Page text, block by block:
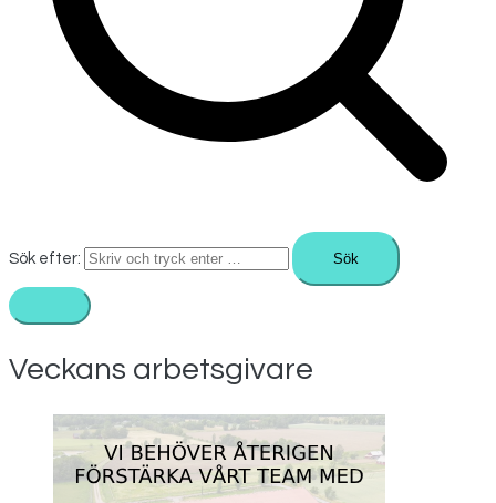
Sök efter:
Veckans arbetsgivare